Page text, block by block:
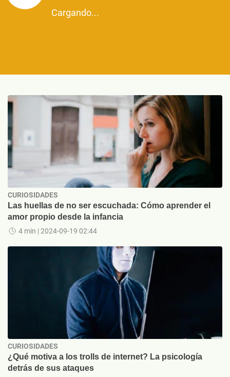
Cargando...
CURIOSIDADES
Las huellas de no ser escuchada: Cómo aprender el
amor propio desde la infancia
4 min | 2024-09-19 02:44
CURIOSIDADES
¿Qué motiva a los trolls de internet? La psicología
detrás de sus ataques